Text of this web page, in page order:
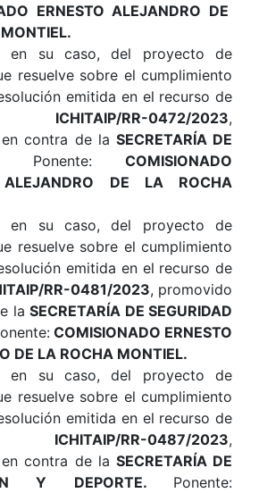
ERNESTO ALEJANDRO DE
en su caso, del proyecto de
resuelve sobre el cumplimiento
emitida en el recurso de
RR-0472/2023,
contra de la SECRETARÍA DE
Ponente: COMISIONADO
ALEJANDRO DE LA ROCHA
en su caso, del proyecto de
resuelve sobre el cumplimiento
emitida en el recurso de
RR-0481/2023, promovido
la SECRETARÍA DE SEGURIDAD
COMISIONADO ERNESTO
DE LA ROCHA MONTIEL.
en su caso, del proyecto de
resuelve sobre el cumplimiento
emitida en el recurso de
RR-0487/2023,
contra de la SECRETARÍA DE
Y DEPORTE. Ponente: